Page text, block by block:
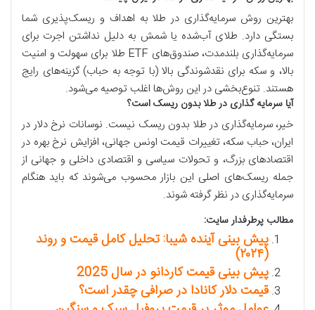
بهترین روش سرمایه‌گذاری در طلا به اهداف و ریسک‌پذیری شما
بستگی دارد. طلای آب‌شده یا شمش به دلیل نداشتن اجرت برای
سرمایه‌گذاری بلندمدت، صندوق‌های ETF طلا برای سهولت و امنیت
بالا، و سکه برای نقدشوندگی بالا (با توجه به حباب) گزینه‌های رایج
هستند. تنوع‌بخشی در این روش‌ها اغلب توصیه می‌شود.
آیا سرمایه گذاری در طلا بدون ریسک است؟
خیر، سرمایه‌گذاری در طلا بدون ریسک نیست. نوسانات نرخ دلار در
ایران، حباب سکه، تغییرات قیمت اونس جهانی، افزایش نرخ بهره در
اقتصادهای بزرگ، و تحولات سیاسی و اقتصادی داخلی و جهانی از
جمله ریسک‌های اصلی این بازار محسوب می‌شوند که باید هنگام
سرمایه‌گذاری در نظر گرفته شوند.
مطالب پرطرفدار سایت:
پیش بینی آینده شیبا: تحلیل کامل قیمت و روند
(۲۰۲۴)
پیش بینی قیمت کاردانو در سال 2025
قیمت دلار کانادا در صرافی چقدر است؟